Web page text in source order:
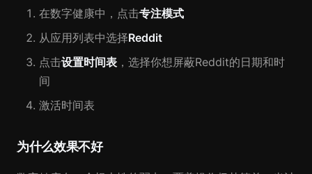
在数字健康中，点击专注模式
从应用列表中选择Reddit
点击设置时间表 ，选择你想屏蔽Reddit的日期和时
间
激活时间表
为什么效果不好